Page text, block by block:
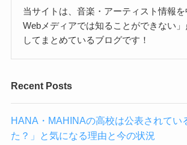
当サイトは、音楽・アーティスト情報
Webメディアでは知ることができない」
してまとめているブログです！
Recent Posts
HANA・MAHINAの高校は公表されてい
た？」と気になる理由と今の状況